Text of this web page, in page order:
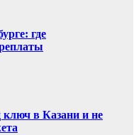
где
ключ в Казани и не